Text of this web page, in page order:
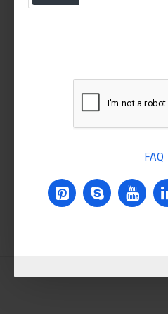
FAQ
280.00LE
اضافة للسلة